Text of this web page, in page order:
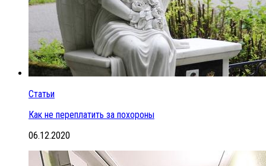
Статьи
Как не переплатить за похороны
06.12.2020